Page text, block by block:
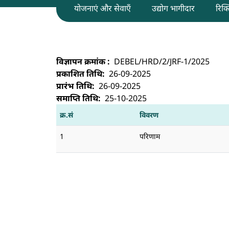
योजनाएं और सेवाएँ उद्योग भागीदार
डीईबीईएल, बेंगलुरु में जेआरएफ पद के लिए
विज्ञापन क्रमांक
DEBEL/HRD/2/JRF-1/2025
प्रकाशित तिथि
26-09-2025
प्रारंभ तिथि
26-09-2025
समाप्ति तिथि
25-10-2025
क्र.सं विवरण
1 परिणाम